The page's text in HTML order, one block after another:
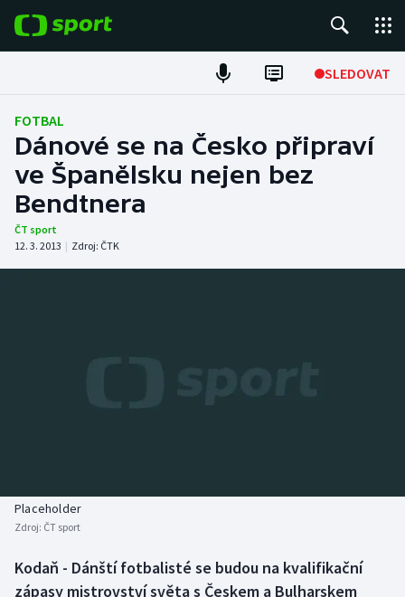
SLEDOVAT
Fotbal
Hokej
Tenis
Atletika
Biatlon
Box
Aplikace ČT sport
FOTBAL
Dánové se na Česko připraví
ve Španělsku nejen bez
Bendtnera
ČT sport
12. 3. 2013 | Zdroj: ČTK
Placeholder
Zdroj: ČT sport
Kodaň - Dánští fotbalisté se budou na kvalifikační
zápasy mistrovství světa s Českem a Bulharskem